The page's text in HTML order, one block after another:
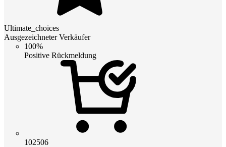
Ultimate_choices
Ausgezeichneter Verkäufer
100%
Positive Rückmeldung
102506